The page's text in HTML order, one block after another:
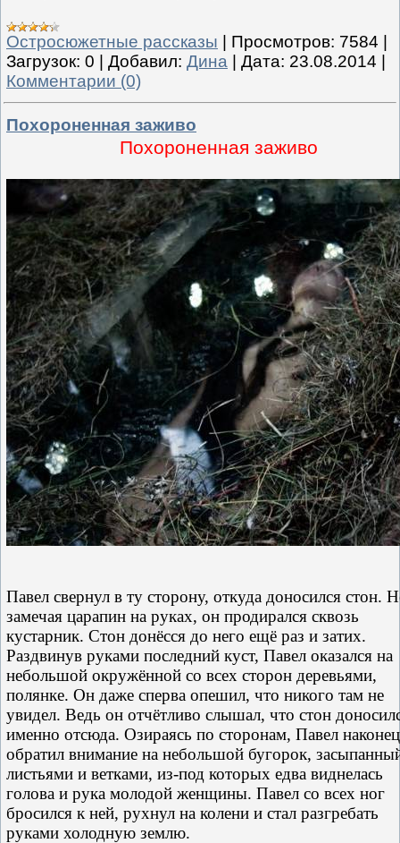
Остросюжетные рассказы Просмотров: 7584
Загрузок: 0 Добавил: Дина Дата: 23.08.2014
Комментарии (0)
Похороненная заживо
Похороненная заживо
Павел свернул в ту сторону, откуда доносился стон.
замечая царапин на руках, он продирался сквозь
кустарник. Стон донёсся до него ещё раз и затих.
Раздвинув руками последний куст, Павел оказался на
небольшой окружённой со всех сторон деревьями,
полянке. Он даже сперва опешил, что никого там не
увидел. Ведь он отчётливо слышал, что стон
именно отсюда. Озираясь по сторонам, Павел наконец
обратил внимание на небольшой бугорок,
листьями и ветками, из-под которых едва виднелась
голова и рука молодой женщины. Павел со всех ног
бросился к ней, рухнул на колени и стал разгребать
руками холодную землю.